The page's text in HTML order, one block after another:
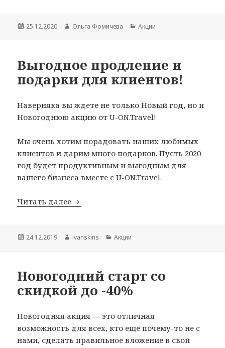
Опубликовано
25.12.2020 Автор
Ольга Фомичева Рубрики
Акции
Выгодное продление и
подарки для клиентов!
Наверняка вы ждете не только Новый год, но и
Новогоднюю акцию от U-ON.Travel!
Мы очень хотим порадовать наших любимых
клиентов и дарим много подарков. Пусть 2020
год будет продуктивным и выгодным для
вашего бизнеса вместе с U-ON.Travel.
Читать далее Выгодное продление и подарки для
Опубликовано
24.12.2019 Автор
ivanskins Рубрики
Акции
Новогодний старт со
скидкой до -40%
Новогодняя акция — это отличная
возможность для всех, кто еще почему-то не с
нами, сделать правильное вложение в свой